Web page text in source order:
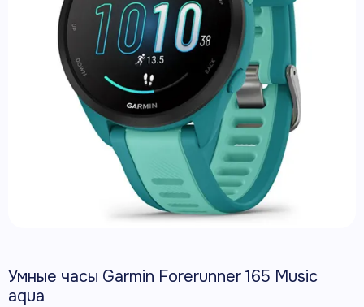
Умные часы Garmin Forerunner 165 Music
aqua